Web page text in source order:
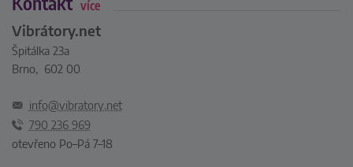
více
Vibrátory.net
Špitálka 23a
Brno, 602 00
info@vibratory.net
790 236 969
otevřeno Po–Pá 7–18